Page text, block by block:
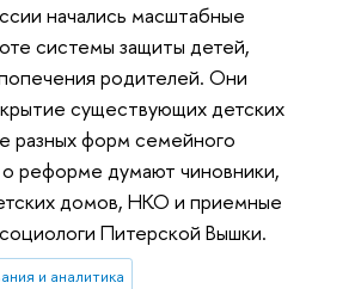
начались масштабные
системы защиты детей,
родителей. Они
существующих детских
разных форм семейного
реформе думают чиновники,
домов, НКО и приемные
Питерской Вышки.
и аналитика